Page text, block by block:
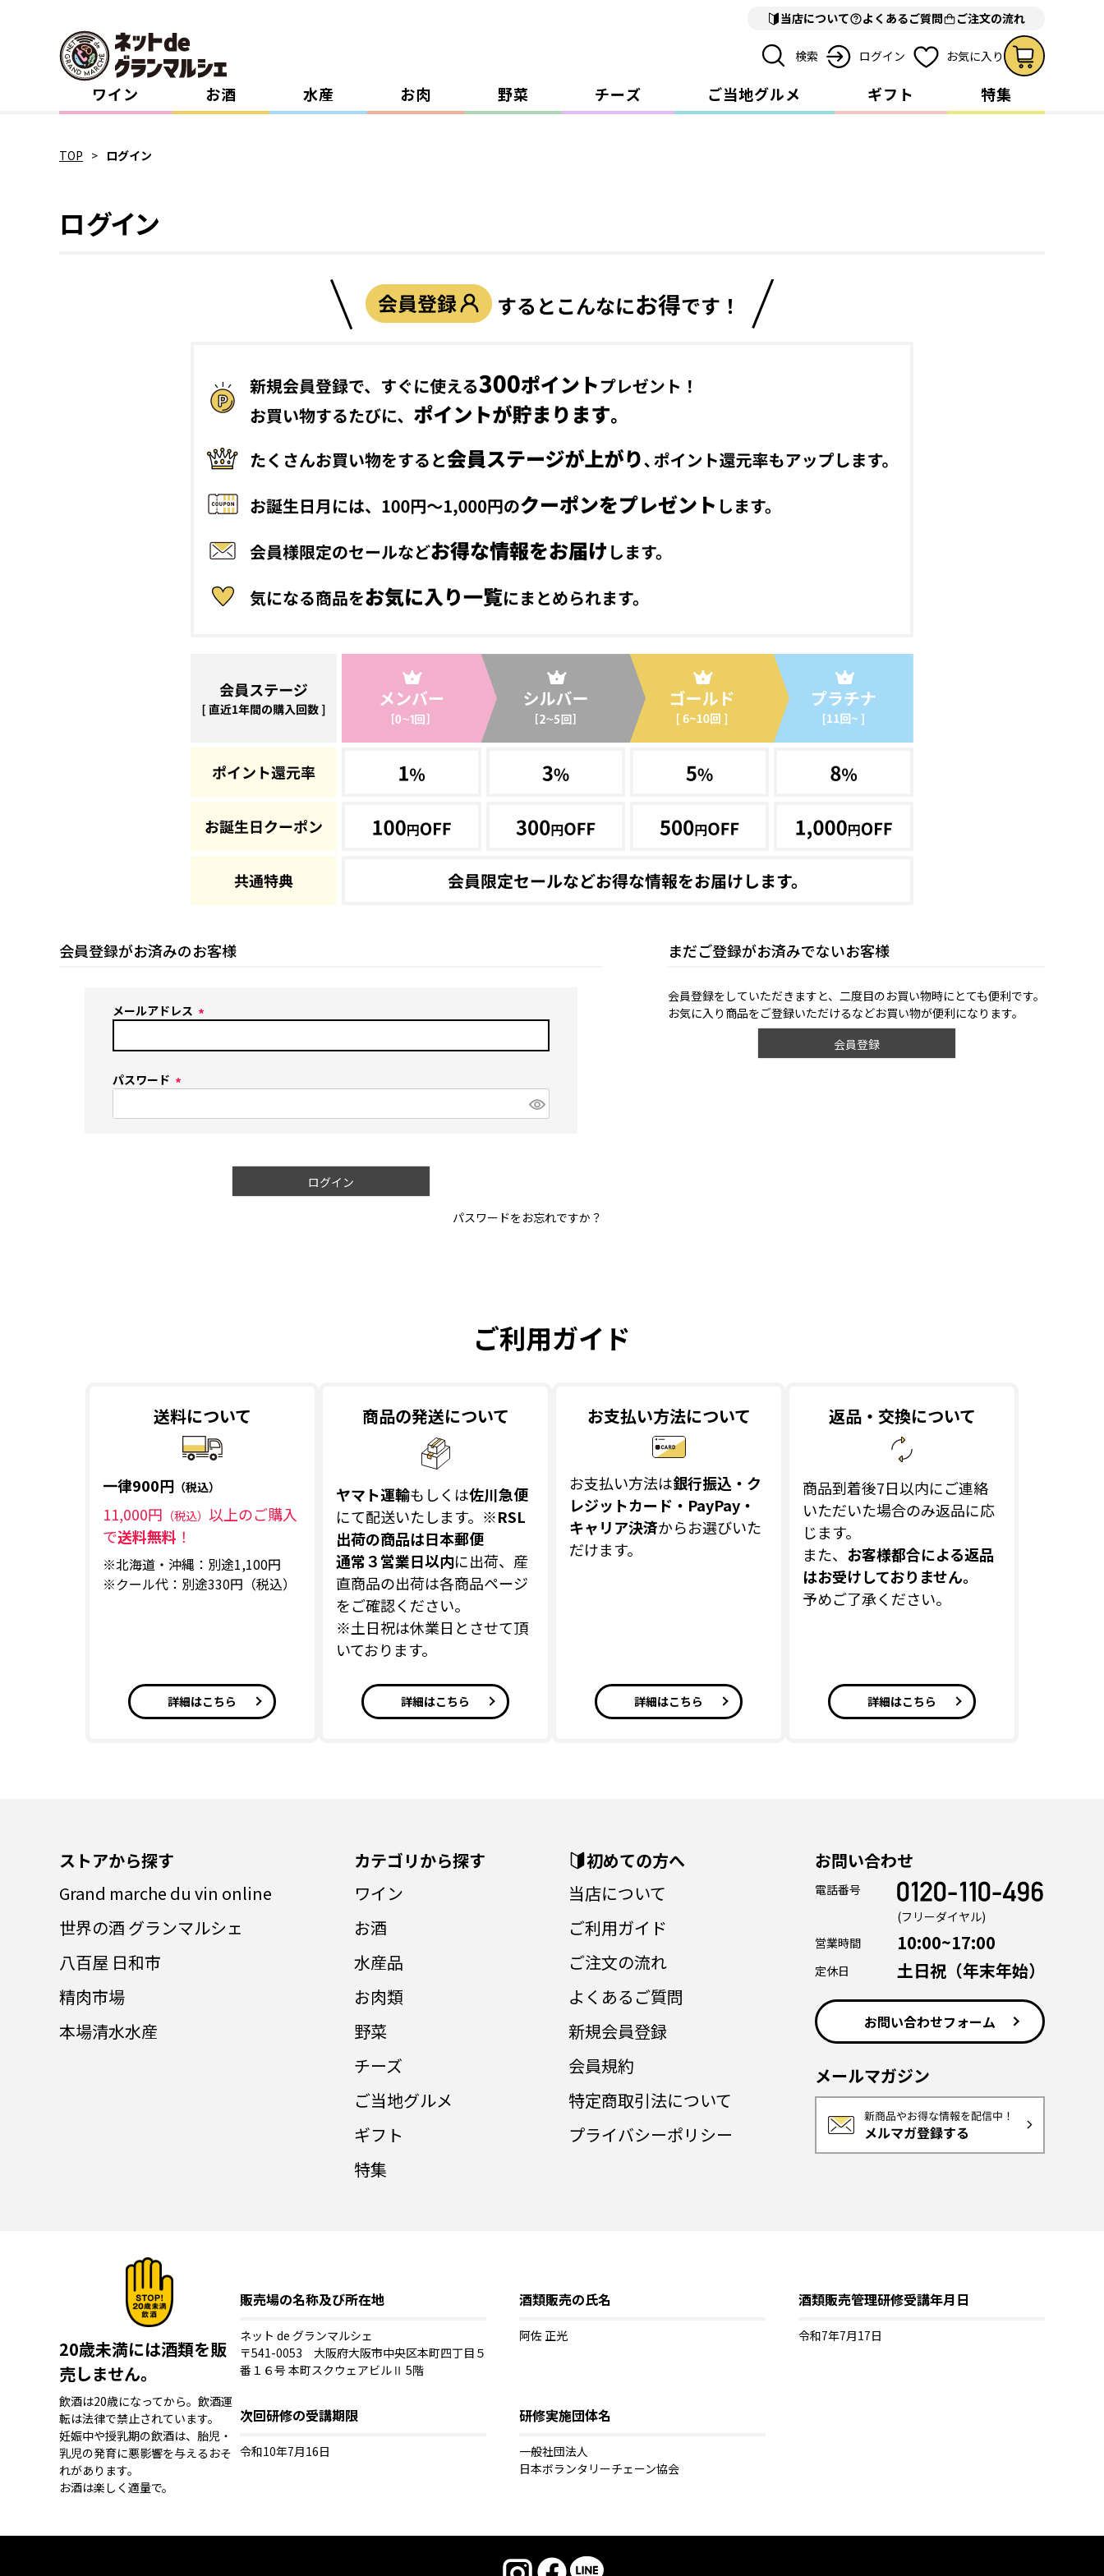
当店について よくあるご質問 ご注文の流れ
検索 ログイン お気に入り
ワイン お酒 水産 お肉 野菜 チーズ ご当地グルメ ギフト 特集
TOP ログイン
ログイン
会員登録がお済みのお客様
メールアドレス
必
パスワード
必
ログイン
パスワードをお忘れですか？
まだご登録がお済みでないお客様
会員登録をしていただきますと、二度目のお買い物時にとても便利です。
お気に入り商品をご登録いただけるなどお買い物が便利になります。
会員登録
ご利用ガイド
送料について
一律900円 （税込）
11,000円 （税込） 以上のご購入
で送料無料 ！
※北海道・沖縄：別途1,100円
※クール代：別途330円（税込）
詳細はこちら
商品の発送について
ヤマト運輸もしくは佐川急便
にて配送いたします。 ※RSL
出荷の商品は日本郵便
通常３営業日以内に出荷、産
直商品の出荷は各商品ページ
をご確認ください。
※土日祝は休業日とさせて頂
いております。
詳細はこちら
お支払い方法について
お支払い方法は銀行振込・ク
レジットカード・PayPay・
キャリア決済からお選びいた
だけます。
詳細はこちら
返品・交換について
商品到着後7日以内にご連絡
いただいた場合のみ返品に応
じます。
また、 お客様都合による返品
はお受けしておりません。
予めご了承ください。
詳細はこちら
ストアから探す
Grand marche du vin online
世界の酒 グランマルシェ
八百屋 日和市
精肉市場
本場清水水産
カテゴリから探す
ワイン
お酒
水産品
お肉類
野菜
チーズ
ご当地グルメ
ギフト
特集
初めての方へ
当店について
ご利用ガイド
ご注文の流れ
よくあるご質問
新規会員登録
会員規約
特定商取引法について
プライバシーポリシー
お問い合わせ
電話番号
(フリーダイヤル)
営業時間
10:00~17:00
定休日 土日祝（年末年始）
お問い合わせフォーム
メールマガジン
20歳未満には酒類を販
売しません。
飲酒は20歳になってから。飲酒運
転は法律で禁止されています。
妊娠中や授乳期の飲酒は、胎児・
乳児の発育に悪影響を与えるおそ
れがあります。
お酒は楽しく適量で。
販売場の名称及び所在地
ネット de グランマルシェ
〒541-0053 大阪府大阪市中央区本町四丁目５
番１６号 本町スクウェアビルⅡ 5階
酒類販売の氏名
阿佐 正光
酒類販売管理研修受講年月日
令和7年7月17日
次回研修の受講期限
令和10年7月16日
研修実施団体名
一般社団法人
日本ボランタリーチェーン協会